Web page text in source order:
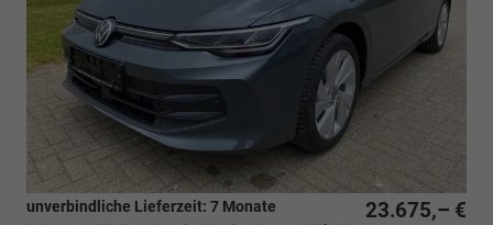
23.675,– €
unverbindliche Lieferzeit: 7 Monate